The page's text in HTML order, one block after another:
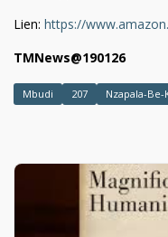
Lien: https://
TMNews@190126
Mbudi 207 Nzapala-Be-